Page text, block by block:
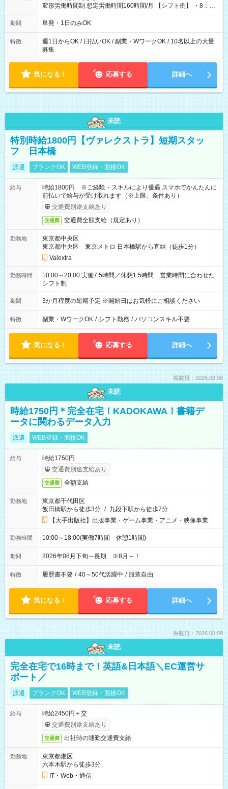
変形労働時間制 想定労働時間160時間/月 【シフト例】 ・8：00
～21：00
期間 単発・1日のみOK
特徴
週1日からOK / 日払いOK / 副業・WワークOK / 10名以上の大量
募集
気になる！ 応募する 詳細へ
未読
特別時給1800円【ヴァレクストラ】短期スタッ
フ 日本橋
派遣 ブランクOK WEB登録・面接OK
給与
時給1800円 ※ご経験・スキルにより優遇 スマホでかんたんに
前払いで給与が受け取れます（※上限、条件あり）
交通費別途支給あり
交通費 交通費全額支給（規定あり）
勤務地
東京都中央区
東京都中央区 東京メトロ 日本橋駅から直結（徒歩1分）
Valextra
勤務時間
10:00～20:00 実働7.5時間／休憩1.5時間 営業時間に合わせた
シフト制
期間 3か月程度の短期予定 ※開始日はお気軽にご相談ください
特徴 副業・WワークOK / シフト勤務 / パソコンスキル不要
気になる！ 応募する 詳細へ
掲載日：2026.08.08
未読
時給1750円＊完全在宅！KADOKAWA！書籍デ
ータに関わるデータ入力
派遣 WEB登録・面接OK
給与
時給1750円
交通費別途支給あり
交通費 全額支給
勤務地
東京都千代田区
飯田橋駅から徒歩3分 / 九段下駅から徒歩7分
【大手出版社】出版事業・ゲーム事業・アニメ・映像事業
勤務時間 10:00～18:00(実働7時間 休憩1時間)
期間 2026年08月下旬～長期 ※8月～！
特徴 履歴書不要 / 40～50代活躍中 / 服装自由
気になる！ 応募する 詳細へ
掲載日：2026.08.09
未読
完全在宅で16時まで！英語&日本語＼EC運営サ
ポート／
派遣 ブランクOK WEB登録・面接OK
給与
時給2450円＋交
交通費別途支給あり
交通費 出社時の通勤交通費支給
勤務地
東京都港区
六本木駅から徒歩3分
IT・Web・通信